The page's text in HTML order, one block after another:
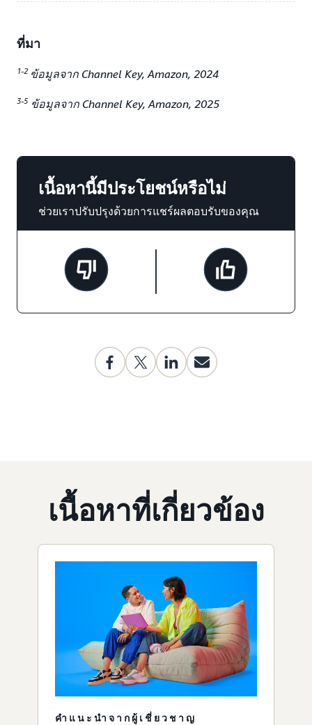
ที่มา
1-2 ข้อมูลจาก Channel Key, Amazon, 2024
3-5 ข้อมูลจาก Channel Key, Amazon, 2025
เนื้อหานี้มีประโยชน์หรือไม่
ช่วยเราปรับปรุงด้วยการแชร์ผลตอบรับของคุณ
เนื้อหาที่เกี่ยวข้อง
คำแนะนำจากผู้เชี่ยวชาญ